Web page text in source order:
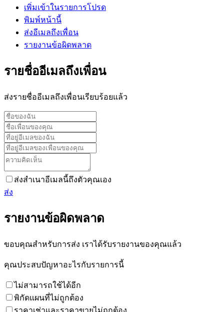
เพิ่มเข้าในรายการโปรด
พิมพ์หน้านี้
ส่งอีเมลถึงเพื่อน
รายงานข้อผิดพลาด
รายชื่ออีเมลถึงเพื่อน
ส่งรายชื่ออีเมลถึงเพื่อนเรียบร้อยแล้ว
ส่งสำเนาอีเมลนี้ถึงตัวคุณเอง
ส่ง
รายงานข้อผิดพลาด
ขอบคุณสำหรับการส่ง เราได้รับรายงานของคุณแล้ว
คุณประสบปัญหาอะไรกับรายการนี้
ไม่สามารถใช้ได้อีก
พิกัดแผนที่ไม่ถูกต้อง
ราคาเช่าและราคาขายไม่ถูกต้อง